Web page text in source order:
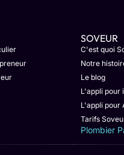
SOVEUR
C'est quoi
Notre
Le blog
L'appli pour
L'appli pour
Tarifs
Plombier